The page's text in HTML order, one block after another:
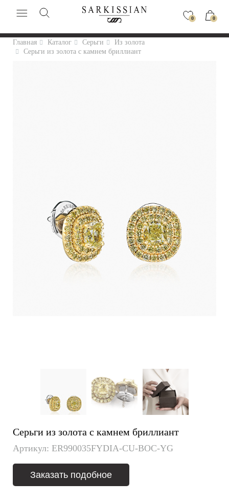
0 0
Главная Каталог Серьги
Из золота
Серьги из золота с камнем бриллиант
Серьги из золота с камнем бриллиант
Артикул: ER990035FYDIA-CU-BOC-YG
Заказать подобное